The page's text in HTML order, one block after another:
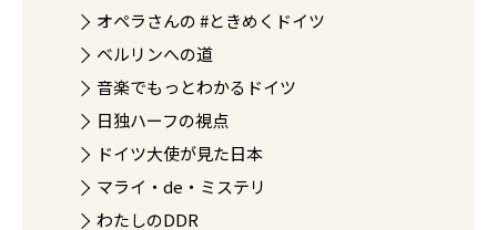
オペラさんの #ときめくドイツ
ベルリンへの道
音楽でもっとわかるドイツ
日独ハーフの視点
ドイツ大使が見た日本
マライ・de・ミステリ
わたしのDDR